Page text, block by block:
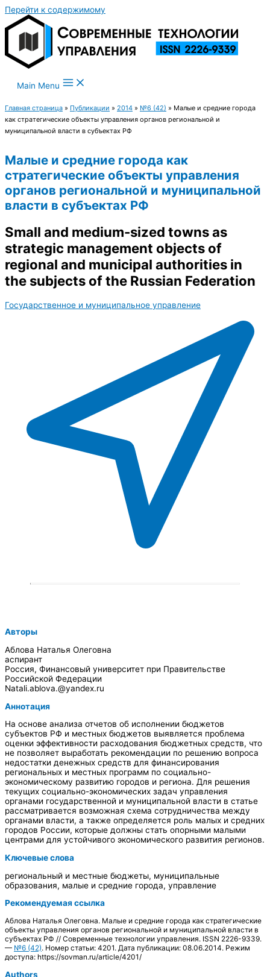
Перейти к содержимому
Main Menu
Главная страница » Публикации » 2014 » №6 (42) » Малые и средние города
как стратегические объекты управления органов региональной и
муниципальной власти в субъектах РФ
Малые и средние города как
стратегические объекты управления
органов региональной и муниципальной
власти в субъектах РФ
Small and medium-sized towns as
strategic management objects of
regional and municipal authorities in
the subjects of the Russian Federation
Государственное и муниципальное управление
Авторы
Аблова Наталья Олеговна
аспирант
Россия, Финансовый университет при Правительстве
Российской Федерации
Natali.ablova.@yandex.ru
Аннотация
На основе анализа отчетов об исполнении бюджетов
субъектов РФ и местных бюджетов выявляется проблема
оценки эффективности расходования бюджетных средств, что
не позволяет выработать рекомендации по решению вопроса
недостатки денежных средств для финансирования
региональных и местных программ по социально-
экономическому развитию городов и региона. Для решения
текущих социально-экономических задач управления
органами государственной и муниципальной власти в статье
рассматривается возможная схема сотрудничества между
органами власти, а также определяется роль малых и средних
городов России, которые должны стать опорными малыми
центрами для устойчивого экономического развития регионов.
Ключевые слова
региональный и местные бюджеты, муниципальные
образования, малые и средние города, управление
Рекомендуемая ссылка
Аблова Наталья Олеговна. Малые и средние города как стратегические
объекты управления органов региональной и муниципальной власти в
субъектах РФ // Современные технологии управления. ISSN 2226-9339.
— №6 (42). Номер статьи: 4201. Дата публикации: 08.06.2014. Режим
доступа: https://sovman.ru/article/4201/
Authors